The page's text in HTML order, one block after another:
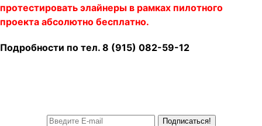
протестировать элайнеры в рамках пилотного
проекта абсолютно бесплатно.
Подробности по тел. 8 (915) 082-59-12
Подписаться!